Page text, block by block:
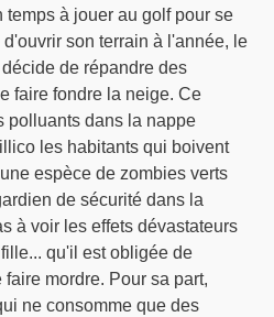
à jouer au golf pour se
son terrain à l'année, le
de répandre des
faire fondre la neige. Ce
polluants dans la nappe
les habitants qui boivent
espèce de zombies verts
de sécurité dans la
à voir les effets dévastateurs
qu'il est obligée de
mordre. Pour sa part,
ne consomme que des